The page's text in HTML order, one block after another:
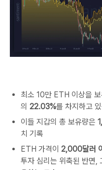
최소 10만 ETH 이상을
의 22.03%를 차지하고
이들 지갑의 총 보유량은
치 기록
ETH 가격이 2,000달러
투자 심리는 위축된 반면,